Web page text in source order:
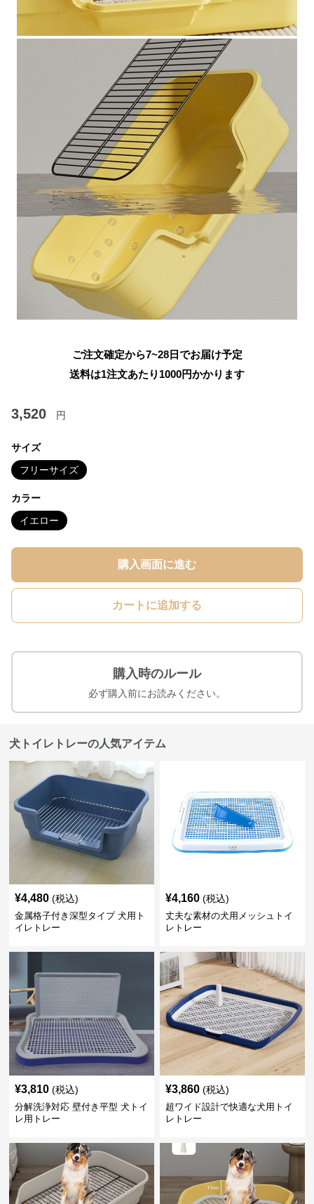
ご注文確定から7~28日でお届け予定
送料は1注文あたり 1000円かかります
3,520 円
サイズ
フリーサイズ
カラー
イエロー
購入画面に進む
カートに追加する
購入時のルール
必ず購入前にお読みください。
犬トイレトレーの人気アイテム
¥4,480 (税込)
金属格子付き深型タイプ 犬用ト
イレトレー
¥4,160 (税込)
丈夫な素材の犬用メッシュトイ
レトレー
¥3,810 (税込)
分解洗浄対応 壁付き平型 犬トイ
レ用トレー
¥3,860 (税込)
超ワイド設計で快適な犬用トイ
レトレー